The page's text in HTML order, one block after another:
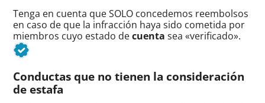
Tenga en cuenta que SOLO concedemos reembolsos
en caso de que la infracción haya sido cometida por
miembros cuyo estado decuenta sea «verificado».
Conductas que no tienen la consideración
de estafa